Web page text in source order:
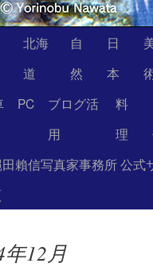
北海
道
自
然
日
本
PC
ブログ活
用
料
理
賴信写真家事務所 公式
年12月